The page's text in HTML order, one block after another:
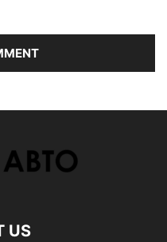
US